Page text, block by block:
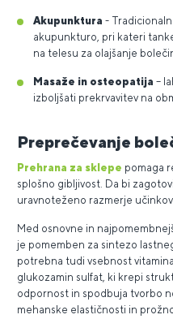
Akupunktura -
akupunkturo, pri kateri
na telesu za olajšanje
Masaže in osteopatija –
izboljšati prekrvavitev na
Preprečevanje
Prehrana za sklepe pomaga
splošno gibljivost. Da bi
uravnoteženo razmerje
Med osnovne in
je pomemben za sintezo
potrebna tudi vsebnost
glukozamin sulfat, ki krepi
odpornost in spodbuja tvorbo
mehanske elastičnosti in